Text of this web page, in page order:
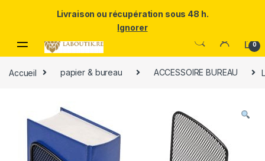
puissance et l'élégance du Samsung Galaxy S25 Ultra à prix réduit.
0
Accueil papier & bureau ACCESSOIRE BUREAU
Livraison ou récupération sous 48 h.
Ignorer